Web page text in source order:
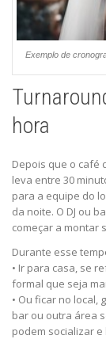
Exemplo de
hora
Depois que o café
leva entre 30
para a equipe do
da noite. O DJ ou
começar a montar
Durante esse
• Ir para casa, se
formal que seja
• Ou ficar no local,
bar ou outra área
podem socializar